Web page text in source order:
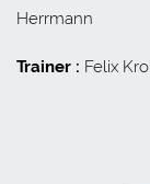
Herrmann
Trainer : Felix